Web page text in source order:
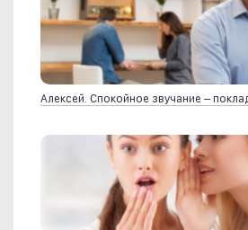
Алексей. Спокойное звучание –